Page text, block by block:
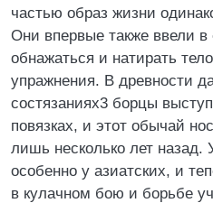
частью образ жизни
Они впервые также ввели в
обнажаться и натирать
упражнения. В древности
состязаниях3 борцы
повязках, и этот обычай
лишь несколько лет назад.
особенно у азиатских, и
в кулачном бою и борьбе